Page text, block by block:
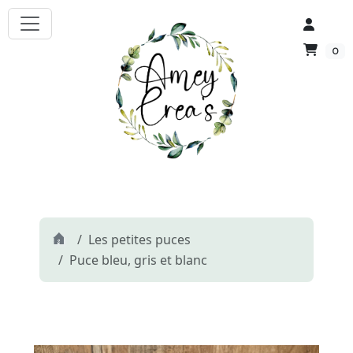
0
Les petites puces
Puce bleu, gris et blanc